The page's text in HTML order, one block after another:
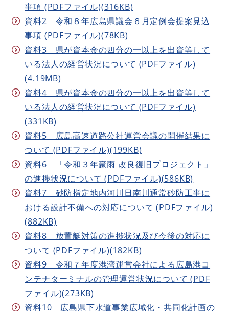
事項 (PDFファイル)(316KB)
資料2 令和８年広島県議会６月定例会提案見込
事項 (PDFファイル)(78KB)
資料3 県が資本金の四分の一以上を出資等して
いる法人の経営状況について (PDFファイル)
(4.19MB)
資料4 県が資本金の四分の一以上を出資等して
いる法人の経営状況について (PDFファイル)
(331KB)
資料5 広島高速道路公社運営会議の開催結果に
ついて (PDFファイル)(199KB)
資料6 「令和３年豪雨 改良復旧プロジェクト」
の進捗状況について (PDFファイル)(586KB)
資料7 砂防指定地内河川日南川通常砂防工事に
おける設計不備への対応について (PDFファイル)
(882KB)
資料8 放置艇対策の進捗状況及び今後の対応に
ついて (PDFファイル)(182KB)
資料9 令和７年度港湾運営会社による広島港コ
ンテナターミナルの管理運営状況について (PDF
ファイル)(273KB)
資料10 広島県下水道事業広域化・共同化計画の